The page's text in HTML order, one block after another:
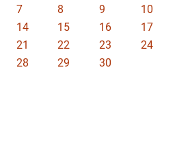
7 8 9
10
14 15 16
17
21 22 23
24
28 29
30